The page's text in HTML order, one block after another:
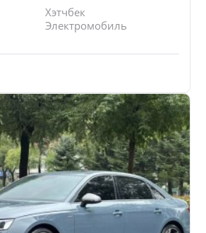
Хэтчбек
Электромобиль